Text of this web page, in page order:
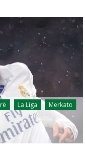
La Liga
Merkato